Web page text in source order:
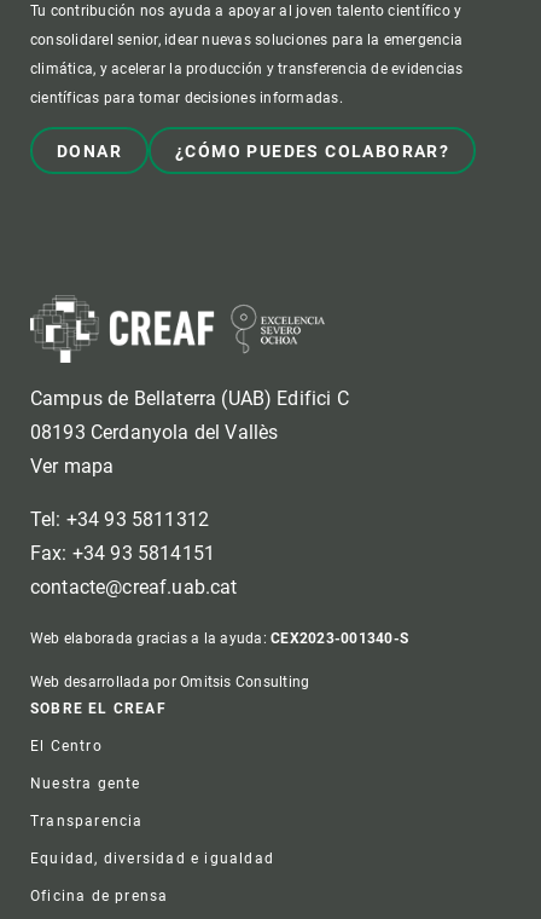
Tu contribución nos ayuda a apoyar al joven talento científico y
consolidarel senior, idear nuevas soluciones para la emergencia
climática, y acelerar la producción y transferencia de evidencias
científicas para tomar decisiones informadas.
DONAR ¿CÓMO PUEDES COLABORAR?
Campus de Bellaterra (UAB) Edifici C
08193 Cerdanyola del Vallès
Ver mapa
Tel: +34 93 5811312
Fax: +34 93 5814151
contacte@creaf.uab.cat
Web elaborada gracias a la ayuda:CEX2023-001340-S
Web desarrollada por Omitsis Consulting
Footer
SOBRE EL CREAF
El Centro
Nuestra gente
Transparencia
Equidad, diversidad e igualdad
Oficina de prensa